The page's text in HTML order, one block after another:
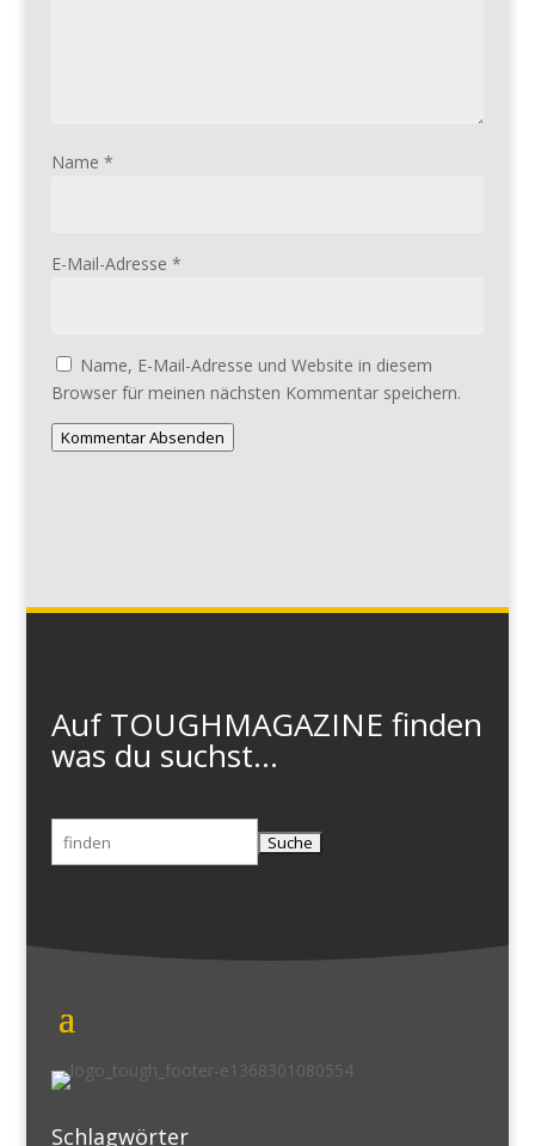
Name *
E-Mail-Adresse *
Name, E-Mail-Adresse und Website in diesem
Browser für meinen nächsten Kommentar speichern.
Kommentar Absenden
Auf TOUGHMAGAZINE finden
was du suchst...
Suchen
nach:
Schlagwörter